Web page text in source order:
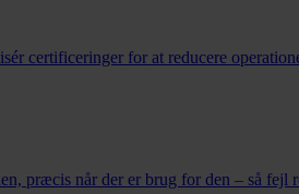
certificeringer for at reducere
præcis når der er brug for den – så fejl